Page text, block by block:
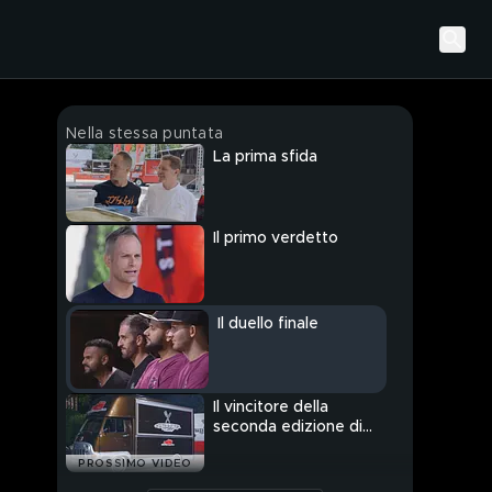
Nella stessa puntata
La prima sfida
Il primo verdetto
Il duello finale
PROSSIMO VIDEO
Il vincitore della
seconda edizione di